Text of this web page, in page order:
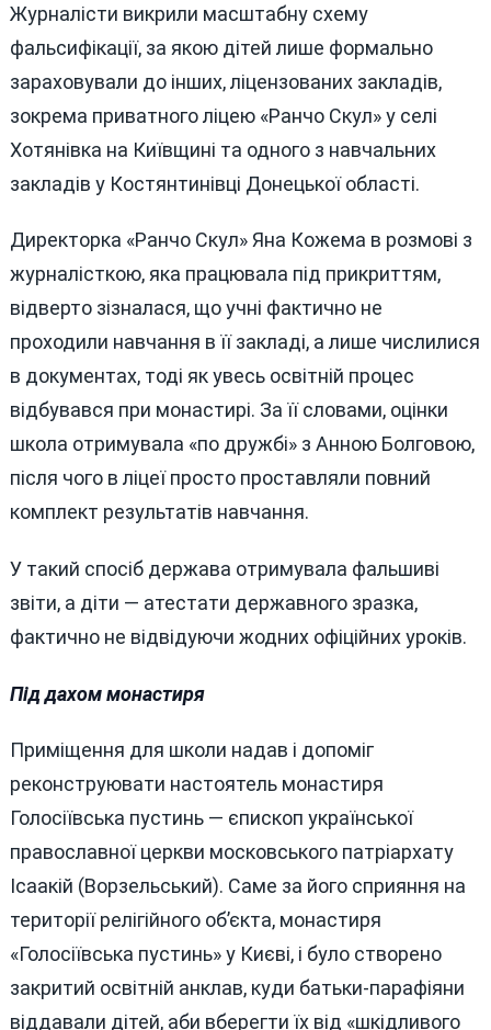
Журналісти викрили масштабну схему
фальсифікації, за якою дітей лише формально
зараховували до інших, ліцензованих закладів,
зокрема приватного ліцею «Ранчо Скул» у селі
Хотянівка на Київщині та одного з навчальних
закладів у Костянтинівці Донецької області.
Директорка «Ранчо Скул» Яна Кожема в розмові з
журналісткою, яка працювала під прикриттям,
відверто зізналася, що учні фактично не
проходили навчання в її закладі, а лише числилися
в документах, тоді як увесь освітній процес
відбувався при монастирі. За її словами, оцінки
школа отримувала «по дружбі» з Анною Болговою,
після чого в ліцеї просто проставляли повний
комплект результатів навчання.
У такий спосіб держава отримувала фальшиві
звіти, а діти — атестати державного зразка,
фактично не відвідуючи жодних офіційних уроків.
Під дахом монастиря
Приміщення для школи надав і допоміг
реконструювати настоятель монастиря
Голосіївська пустинь — єпископ української
православної церкви московського патріархату
Ісаакій (Ворзельський). Саме за його сприяння на
території релігійного об’єкта, монастиря
«Голосіївська пустинь» у Києві, і було створено
закритий освітній анклав, куди батьки-парафіяни
віддавали дітей, аби вберегти їх від «шкідливого